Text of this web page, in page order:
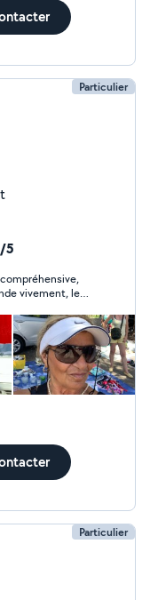
Particulier
5
vivement, les
Particulier